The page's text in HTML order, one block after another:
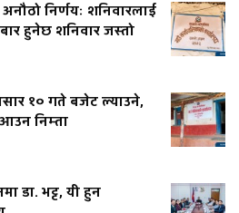
निर्णयः शनिवारलाई
हुनेछ शनिवार जस्तो
१० गते बजेट ल्याउने,
निम्ता
डा. भट्ट, यी हुन